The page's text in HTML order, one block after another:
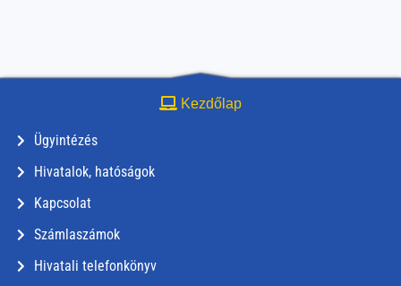
Kezdőlap
Ügyintézés
Hivatalok, hatóságok
Kapcsolat
Számlaszámok
Hivatali telefonkönyv